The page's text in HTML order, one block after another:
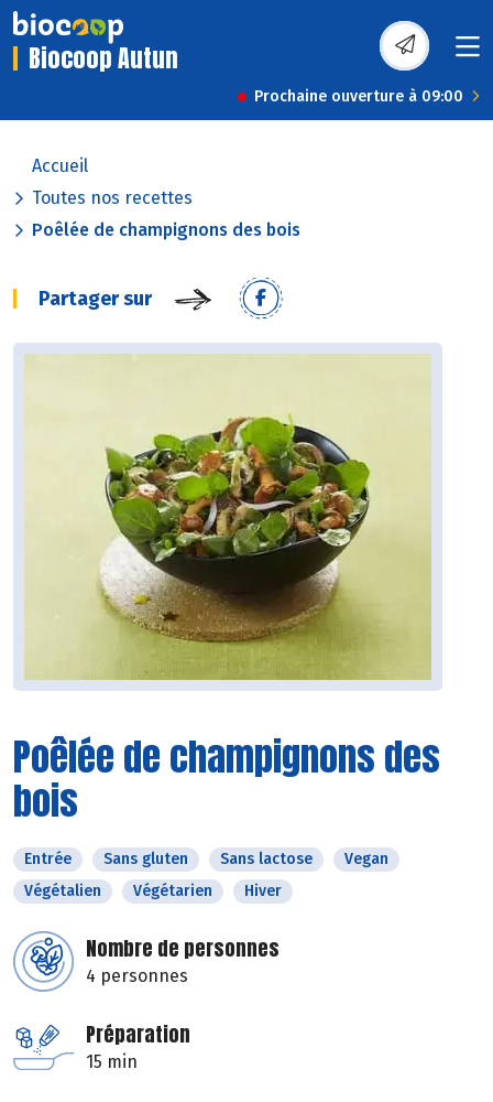
Biocoop Autun
Prochaine ouverture à 09:00
Accueil
Toutes nos recettes
Poêlée de champignons des bois
Partager sur
Poêlée de champignons des
bois
Entrée Sans gluten Sans lactose
Vegan
Végétalien
Végétarien Hiver
Nombre de personnes
4 personnes
Préparation
15 min